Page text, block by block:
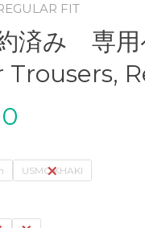
FIT
済み 専用
Trousers,
USMC KHAKI